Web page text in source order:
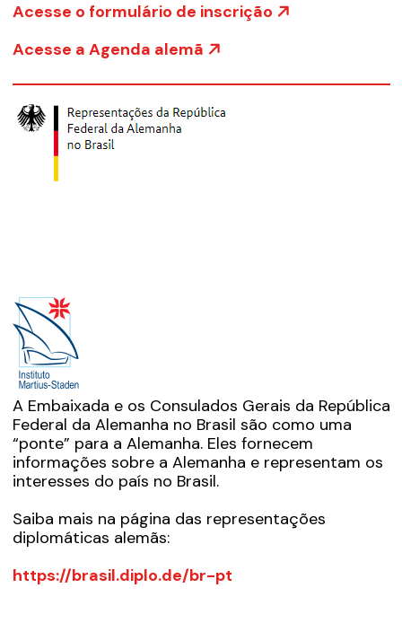
Acesse o formulário de inscrição
Acesse a Agenda alemã
A Embaixada e os Consulados Gerais da República
Federal da Alemanha no Brasil são como uma
“ponte” para a Alemanha. Eles fornecem
informações sobre a Alemanha e representam os
interesses do país no Brasil.
Saiba mais na página das representações
diplomáticas alemãs:
https://brasil.diplo.de/br-pt